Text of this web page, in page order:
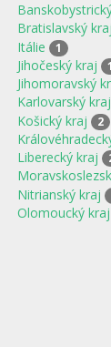
Bratislavský kraj
Itálie 1
Jihočeský kraj
Jihomoravský
Karlovarský kraj
Košický kraj 2
Liberecký kraj
Nitrianský kraj
Olomoucký kraj